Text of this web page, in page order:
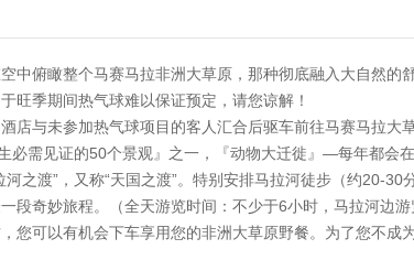
中俯瞰整个马赛马拉非洲大草原，那种彻底融入大自然的
旺季期间热气球难以保证预定，请您谅解！
店与未参加热气球项目的客人汇合后驱车前往马赛马拉
必需见证的50个景观』之一，『动物大迁徙』—每年都会
之渡”，又称“天国之渡”。特别安排马拉河徒步（约20-
段奇妙旅程。（全天游览时间：不少于6小时，马拉河边游
您可以有机会下车享用您的非洲大草原野餐。为了您不